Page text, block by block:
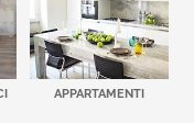
APPARTAMENTI